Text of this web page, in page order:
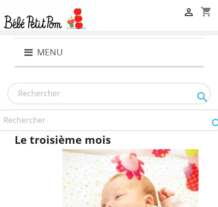
shopping_cart

MENU

Le troisième mois